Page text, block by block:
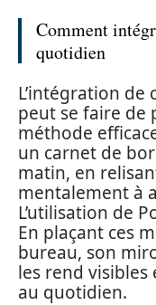
Comment
quotidien
L’intégration
peut se faire de
méthode
un carnet de
matin, en
mentalement à
L’utilisation de
En plaçant ces
bureau, son
les rend
au quotidien.